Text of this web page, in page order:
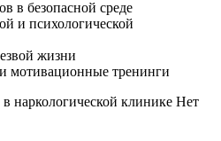
в безопасной среде
и психологической
жизни
мотивационные тренинги